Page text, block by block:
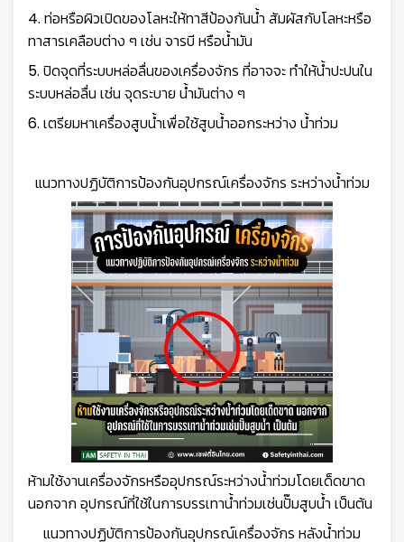
4. ท่อหรือผิวเปิดของโลหะให้ทาสีป้องกันน้ำ สัมผัสกับโลหะหรือ
ทาสารเคลือบต่าง ๆ เช่น จารบี หรือน้ำมัน
5. ปิดจุดที่ระบบหล่อลื่นของเครื่องจักร ที่อาจจะ ทำให้น้ำปะปนใน
ระบบหล่อลื่น เช่น จุดระบาย น้ำมันต่าง ๆ
6. เตรียมหาเครื่องสูบน้ำเพื่อใช้สูบน้ำออกระหว่าง น้ำท่วม
แนวทางปฏิบัติการป้องกันอุปกรณ์เครื่องจักร ระหว่างน้ำท่วม
ห้ามใช้งานเครื่องจักรหรืออุปกรณ์ระหว่างน้ำท่วมโดยเด็ดขาด
นอกจาก อุปกรณ์ที่ใช้ในการบรรเทาน้ำท่วมเช่นปั๊มสูบน้ำ เป็นต้น
แนวทางปฏิบัติการป้องกันอุปกรณ์เครื่องจักร หลังน้ำท่วม